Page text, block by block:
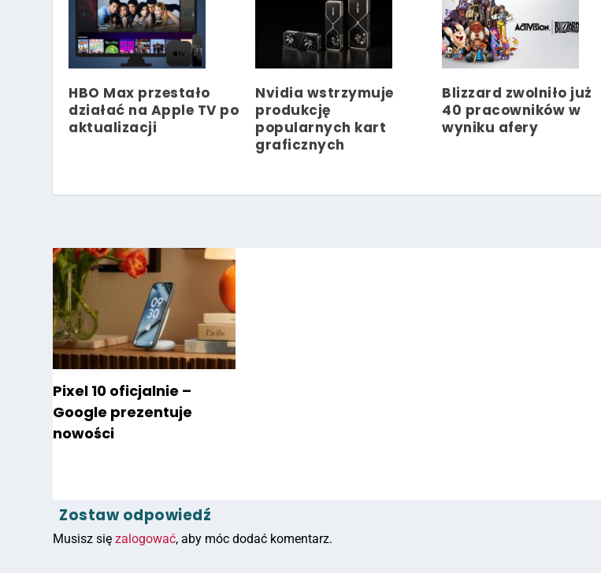
HBO Max przestało
działać na Apple TV po
aktualizacji
Nvidia wstrzymuje
produkcję
popularnych kart
graficznych
Blizzard zwolniło już
40 pracowników w
wyniku afery
Pixel 10 oficjalnie –
Google prezentuje
nowości
Zostaw odpowiedź
Musisz sięzalogować, aby móc dodać komentarz.